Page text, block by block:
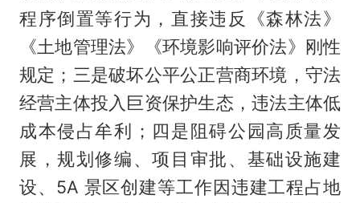
程序倒置等行为，直接违反《森林法》
《土地管理法》《环境影响评价法》刚性
规定；三是破坏公平公正营商环境，守法
经营主体投入巨资保护生态，违法主体低
成本侵占牟利；四是阻碍公园高质量发
展，规划修编、项目审批、基础设施建
设、5A 景区创建等工作因违建工程占地